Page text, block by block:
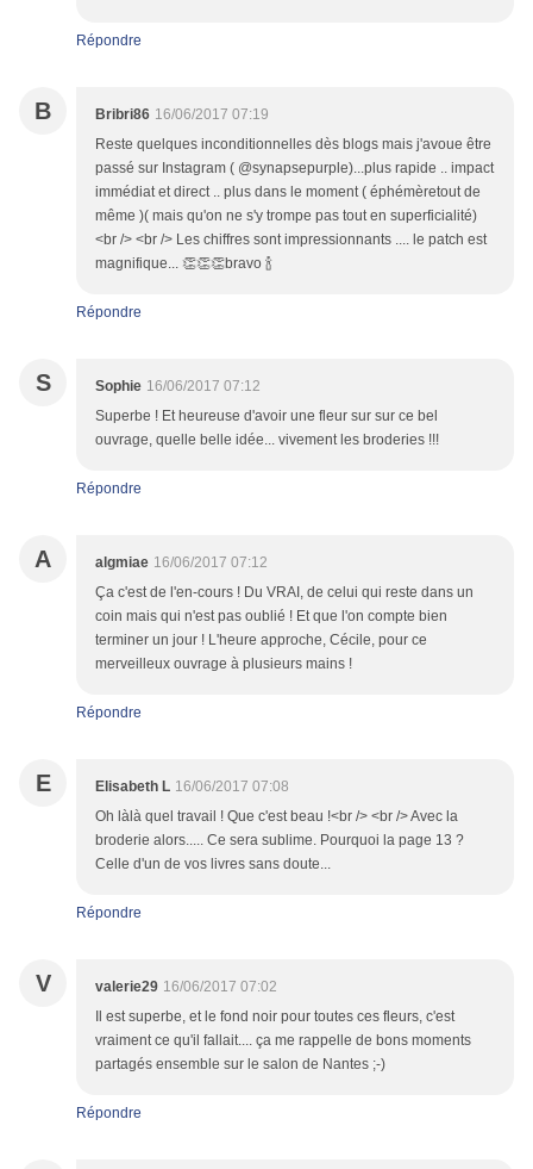
Répondre
B Bribri86 16/06/2017 07:19
Reste quelques inconditionnelles dès blogs mais j'avoue être
passé sur Instagram ( @synapsepurple)...plus rapide .. impact
immédiat et direct .. plus dans le moment ( éphémèretout de
même )( mais qu'on ne s'y trompe pas tout en superficialité)
<br /> <br /> Les chiffres sont impressionnants .... le patch est
magnifique... 👏👏👏bravo 🍾
Répondre
S Sophie 16/06/2017 07:12
Superbe ! Et heureuse d'avoir une fleur sur sur ce bel
ouvrage, quelle belle idée... vivement les broderies !!!
Répondre
A algmiae 16/06/2017 07:12
Ça c'est de l'en-cours ! Du VRAI, de celui qui reste dans un
coin mais qui n'est pas oublié ! Et que l'on compte bien
terminer un jour ! L'heure approche, Cécile, pour ce
merveilleux ouvrage à plusieurs mains !
Répondre
E Elisabeth L 16/06/2017 07:08
Oh làlà quel travail ! Que c'est beau !<br /> <br /> Avec la
broderie alors..... Ce sera sublime. Pourquoi la page 13 ?
Celle d'un de vos livres sans doute...
Répondre
V valerie29 16/06/2017 07:02
Il est superbe, et le fond noir pour toutes ces fleurs, c'est
vraiment ce qu'il fallait.... ça me rappelle de bons moments
partagés ensemble sur le salon de Nantes ;-)
Répondre